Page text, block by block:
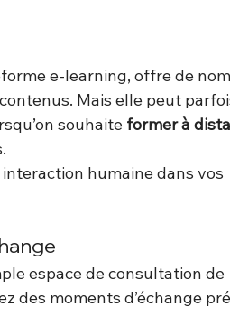
e-learning, offre de
Mais elle peut
souhaite former à
humaine dans vos
espace de consultation de
des moments d’échange